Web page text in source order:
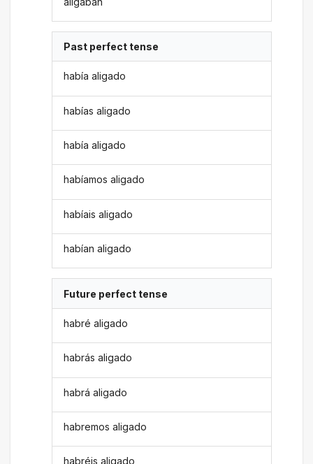
Past perfect tense
había aligado
habías aligado
había aligado
habíamos aligado
habíais aligado
habían aligado
Future perfect tense
habré aligado
habrás aligado
habrá aligado
habremos aligado
habréis aligado